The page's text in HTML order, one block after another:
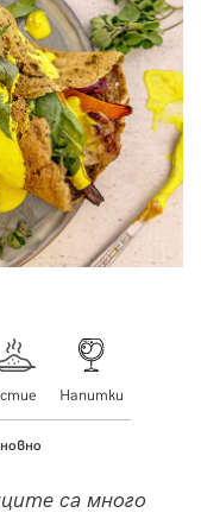
Напитки
са много